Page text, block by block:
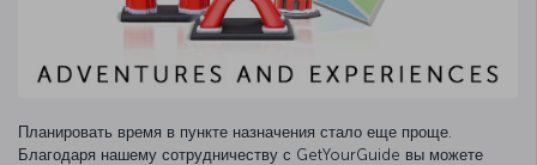
Планировать время в пункте назначения стало еще проще.
Благодаря нашему сотрудничеству с GetYourGuide вы можете